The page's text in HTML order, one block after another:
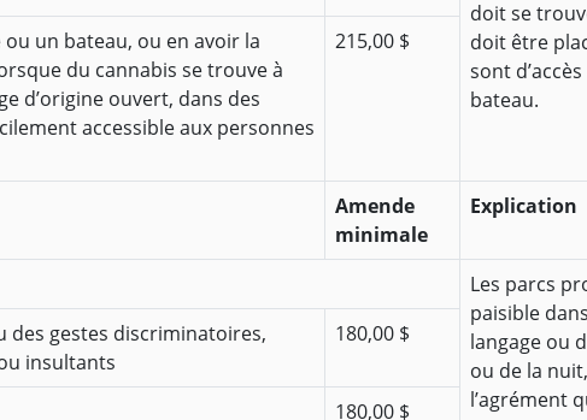
doit se
doit être
sont
bateau.
un bateau, ou en avoir la
du cannabis se trouve à
d’origine ouvert, dans des
accessible aux personnes
215,00 $
Amende
minimale
Explication
Les parcs
paisible
langage ou
ou de la
l’agrément
des gestes discriminatoires,
insultants
180,00 $
180,00 $